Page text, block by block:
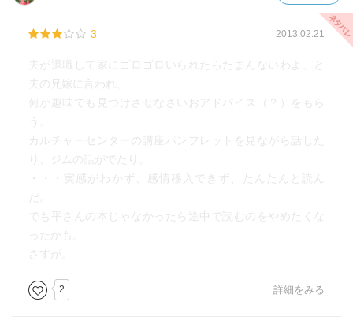
3 2013.02.21
夫が退職して家にゴロゴロいられたらたまんないわよ、と
夫の兄嫁に言われ、
何か趣味でも見つけさせなさいおアドバイス（？）をもら
う。
カルチャーセンターの講座パンフレットを見ながら話した
り、ジムの話がでたり。
・・・実感がわかず、感情移入できず、たんたんと読ん
だ。
でも平さんの本じゃなかったら途中で読むのをやめたくな
ったかも。
さすが。
2 詳細をみる